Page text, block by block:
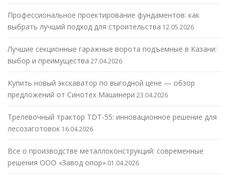
Профессиональное проектирование фундаментов: как
выбрать лучший подход для строительства 12.05.2026
Лучшие секционные гаражные ворота подъемные в Казани:
выбор и преимущества 27.04.2026
Купить новый экскаватор по выгодной цене — обзор
предложений от Синотех Машинери 23.04.2026
Трелевочный трактор TDT-55: инновационное решение для
лесозаготовок 16.04.2026
Все о производстве металлоконструкций: современные
решения ООО «Завод опор» 01.04.2026